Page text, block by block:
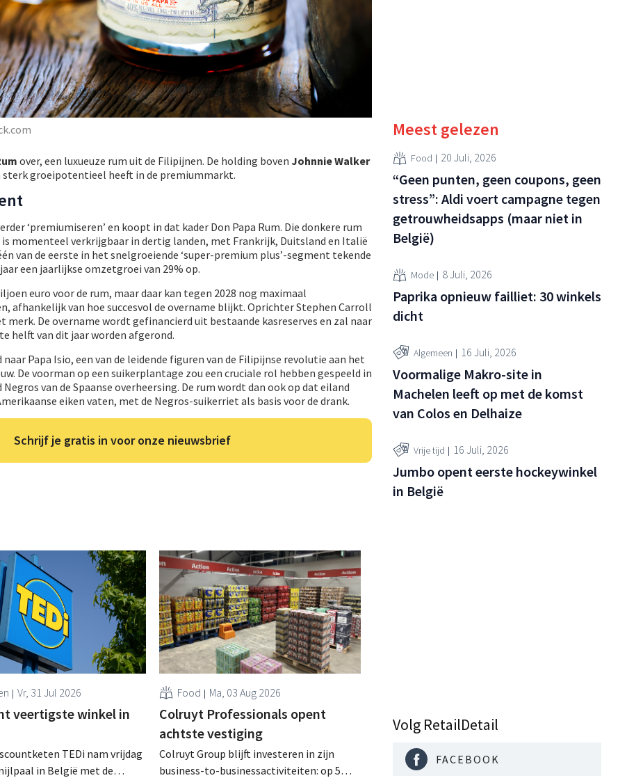
over, een luxueuze rum uit de Filipijnen. De holding boven Johnnie Walker
sterk groeipotentieel heeft in de premiummarkt.
‘premiumiseren’ en koopt in dat kader Don Papa Rum. Die donkere rum
is momenteel verkrijgbaar in dertig landen, met Frankrijk, Duitsland en Italië
van de eerste in het snelgroeiende ‘super-premium plus’-segment tekende
een jaarlijkse omzetgroei van 29% op.
euro voor de rum, maar daar kan tegen 2028 nog maximaal
afhankelijk van hoe succesvol de overname blijkt. Oprichter Stephen Carroll
De overname wordt gefinancierd uit bestaande kasreserves en zal naar
helft van dit jaar worden afgerond.
naar Papa Isio, een van de leidende figuren van de Filipijnse revolutie aan het
De voorman op een suikerplantage zou een cruciale rol hebben gespeeld in
van de Spaanse overheersing. De rum wordt dan ook op dat eiland
eiken vaten, met de Negros-suikerriet als basis voor de drank.
Schrijf je gratis in voor onze nieuwsbrief
Vr, 31 Jul 2026
veertigste winkel in
TEDi nam vrijdag
in België met de
Food Ma, 03 Aug 2026
Colruyt Professionals opent
achtste vestiging
Colruyt Group blijft investeren in zijn
business-to-businessactiviteiten: op 5
Meest gelezen
Food 20 Juli, 2026
“Geen punten, geen coupons, geen
stress”: Aldi voert campagne tegen
getrouwheidsapps (maar niet in
België)
Mode 8 Juli, 2026
Paprika opnieuw failliet: 30 winkels
dicht
Algemeen 16 Juli, 2026
Voormalige Makro-site in
Machelen leeft op met de komst
van Colos en Delhaize
Vrije tijd 16 Juli, 2026
Jumbo opent eerste hockeywinkel
in België
Volg RetailDetail
FACEBOOK